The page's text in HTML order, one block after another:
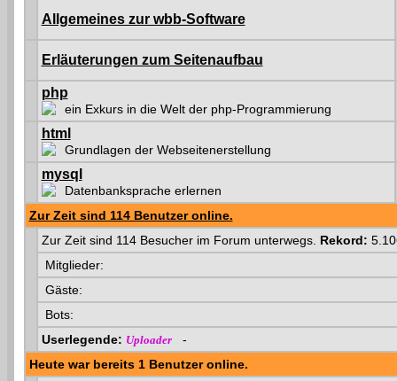
Allgemeines zur wbb-Software
Erläuterungen zum Seitenaufbau
php
ein Exkurs in die Welt der php-Programmierung
html
Grundlagen der Webseitenerstellung
mysql
Datenbanksprache erlernen
Zur Zeit sind 114 Benutzer online.
Zur Zeit sind 114 Besucher im Forum unterwegs. Rekord:
Mitglieder:
Gäste:
Bots:
Userlegende: Uploader-
Heute war bereits 1 Benutzer online.